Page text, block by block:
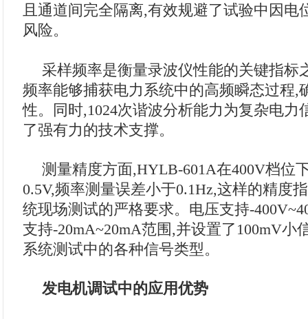
且通道间完全隔离,有效规避了试验中因电
风险。
采样频率是衡量录波仪性能的关键指标
频率能够捕获电力系统中的高频瞬态过程,
性。同时,1024次谐波分析能力为复杂电力
了强有力的技术支撑。
测量精度方面,HYLB-601A在400V档位
0.5V,频率测量误差小于0.1Hz,这样的精度
统现场测试的严格要求。电压支持-
支持-20mA~20mA范围,并设置了100mV小
系统测试中的各种信号类型。
发电机调试中的应用优势